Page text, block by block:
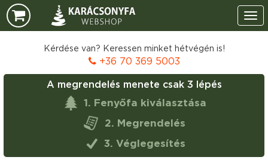
Kérdése van? Keressen minket hétvégén is!
+36 70 369 5003
A megrendelés menete csak 3 lépés
1. Fenyőfa kiválasztása
2. Megrendelés
3. Véglegesítés